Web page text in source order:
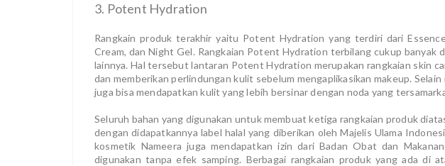
3. Potent Hydration
Rangkain produk terakhir yaitu Potent Hydration yang terdiri dari
Cream, dan Night Gel. Rangkaian Potent Hydration terbilang cukup banyak
lainnya. Hal tersebut lantaran Potent Hydration merupakan rangkaian skin
dan memberikan perlindungan kulit sebelum mengaplikasikan makeup.
juga bisa mendapatkan kulit yang lebih bersinar dengan noda yang
Seluruh bahan yang digunakan untuk membuat ketiga rangkaian produk
dengan didapatkannya label halal yang diberikan oleh Majelis Ulama
kosmetik Nameera juga mendapatkan izin dari Badan Obat dan
digunakan tanpa efek samping. Berbagai rangkaian produk yang ada di